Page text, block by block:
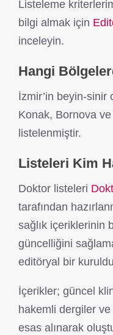
Listeleme
bilgi almak için
inceleyin.
Hangi
İzmir’in beyin-sinir
Konak, Bornova
listelenmiştir.
Listeleri Kim
Doktor listeleri
tarafından
sağlık içeriklerinin
güncelliğini
editöryal bir
İçerikler; güncel
hakemli dergiler ve
esas alınarak